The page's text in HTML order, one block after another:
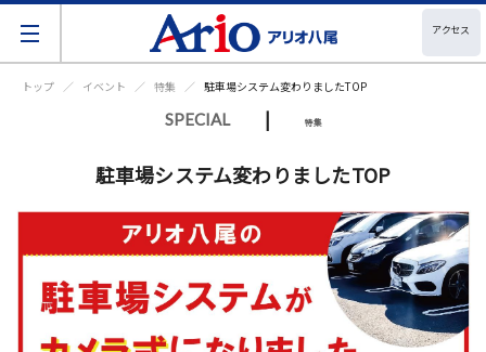
アクセス
トップ イベント 特集 駐車場システム変わりましたTOP
SPECIAL | 特集
駐車場システム変わりましたTOP